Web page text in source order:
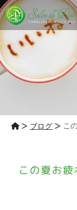
ブログ こ
この夏お